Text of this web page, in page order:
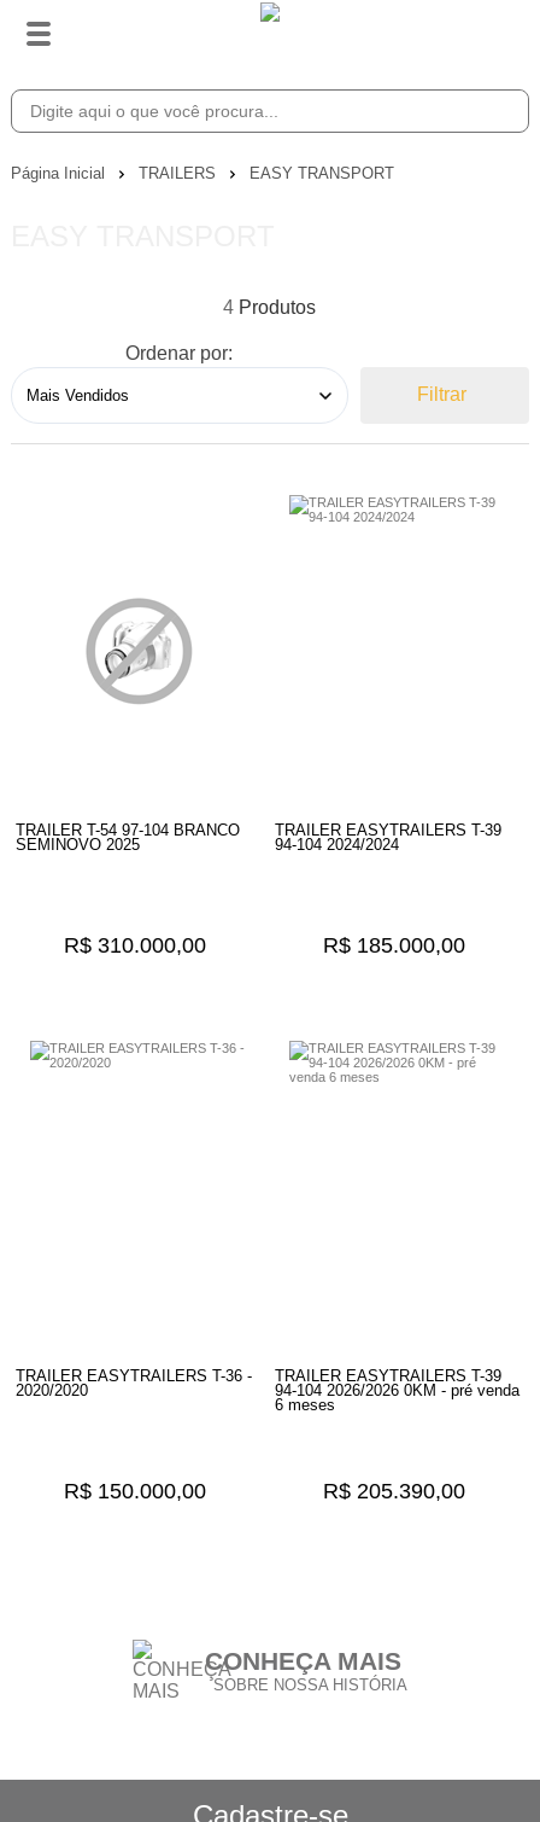
Página Inicial TRAILERS EASY TRANSPORT
4
Ordenar por:
Filtrar
TRAILER T-54 97-104 BRANCO
SEMINOVO 2025
R$ 310.000,00
TRAILER EASYTRAILERS T-39
94-104 2024/2024
R$ 185.000,00
TRAILER EASYTRAILERS T-36 -
2020/2020
R$ 150.000,00
TRAILER EASYTRAILERS T-39
94-104 2026/2026 0KM - pré venda
6 meses
R$ 205.390,00
CONHEÇA MAIS
SOBRE NOSSA HISTÓRIA
POLÍTICA DE FRETE GRÁTIS
Cadastre-se